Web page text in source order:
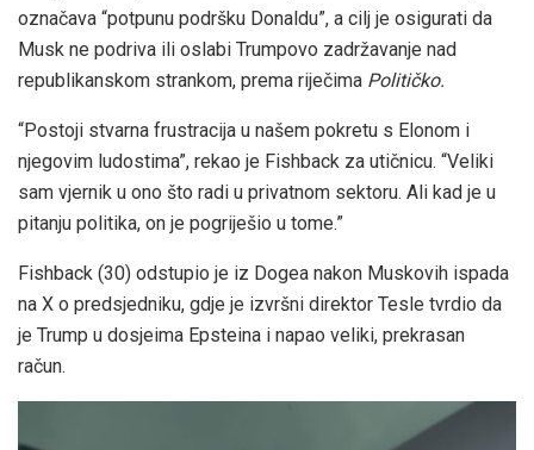
označava “potpunu podršku Donaldu”, a cilj je osigurati da
Musk ne podriva ili oslabi Trumpovo zadržavanje nad
republikanskom strankom, prema riječima Političko.
“Postoji stvarna frustracija u našem pokretu s Elonom i
njegovim ludostima”, rekao je Fishback za utičnicu. “Veliki
sam vjernik u ono što radi u privatnom sektoru. Ali kad je u
pitanju politika, on je pogriješio u tome.”
Fishback (30) odstupio je iz Dogea nakon Muskovih ispada
na X o predsjedniku, gdje je izvršni direktor Tesle tvrdio da
je Trump u dosjeima Epsteina i napao veliki, prekrasan
račun.